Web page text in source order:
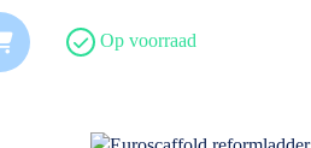
Op voorraad